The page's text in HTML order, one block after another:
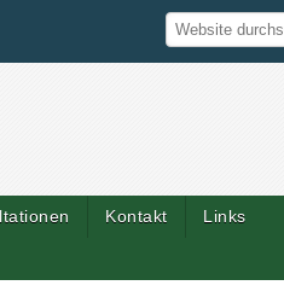
Suche
Website
Kontakt Links